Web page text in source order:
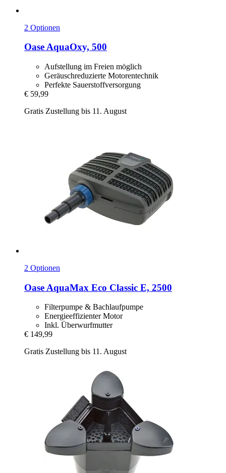
2 Optionen
OaseAquaOxy, 500
Aufstellung im Freien möglich
Geräuschreduzierte Motorentechnik
Perfekte Sauerstoffversorgung
€ 59,99
Gratis Zustellung bis 11. August
2 Optionen
Oase AquaMax Eco Classic E, 2500
Filterpumpe & Bachlaufpumpe
Energieeffizienter Motor
Inkl. Überwurfmutter
€ 149,99
Gratis Zustellung bis 11. August